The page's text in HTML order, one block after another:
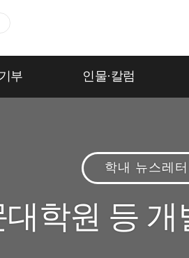
부 인물·칼럼
학내 뉴스레터
학원 등 개